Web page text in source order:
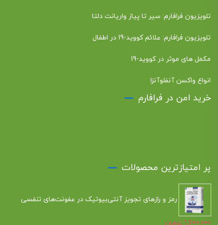
تلویزیون فرافارم: سیر تا پیاز واریانت دلتا
تلویزیون فرافارم: علائم کووید-19 در اطفال
مکمل های موثر در کووید-19
انواع واکسن آنفلوآنزا
خرید امن در فرافارم
پر امتیازترین محصولات
رمز و رازهای تجویز آنتی‌بیوتیک در عفونت‌های تنفسی
1,700,000 تومان